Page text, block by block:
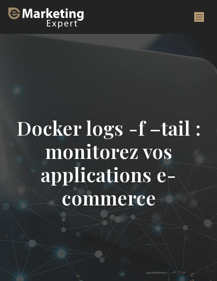
Docker logs -f –tail :
monitorez vos
applications e-
commerce